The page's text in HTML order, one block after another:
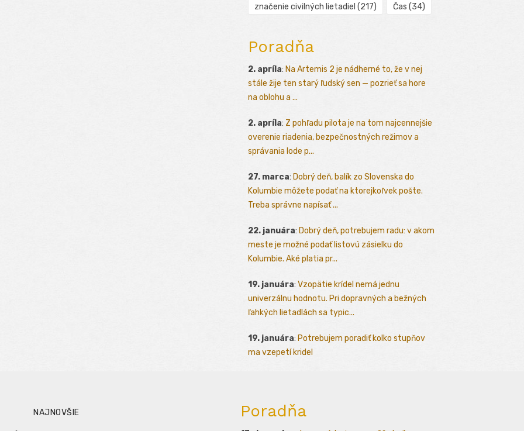
značenie civilných lietadiel (217) Čas (34)
Poradňa
2. apríla: Na Artemis 2 je nádherné to, že v nej
stále žije ten starý ľudský sen — pozrieť sa hore
na oblohu a ...
2. apríla: Z pohľadu pilota je na tom najcennejšie
overenie riadenia, bezpečnostných režimov a
správania lode p...
27. marca: Dobrý deň, balík zo Slovenska do
Kolumbie môžete podať na ktorejkoľvek pošte.
Treba správne napísať ...
22. januára: Dobrý deň, potrebujem radu: v akom
meste je možné podať listovú zásielku do
Kolumbie. Aké platia pr...
19. januára: Vzopätie krídel nemá jednu
univerzálnu hodnotu. Pri dopravných a bežných
ľahkých lietadlách sa typic...
19. januára: Potrebujem poradiť kolko stupňov
ma vzepetí kridel
NAJNOVŠIE Poradňa